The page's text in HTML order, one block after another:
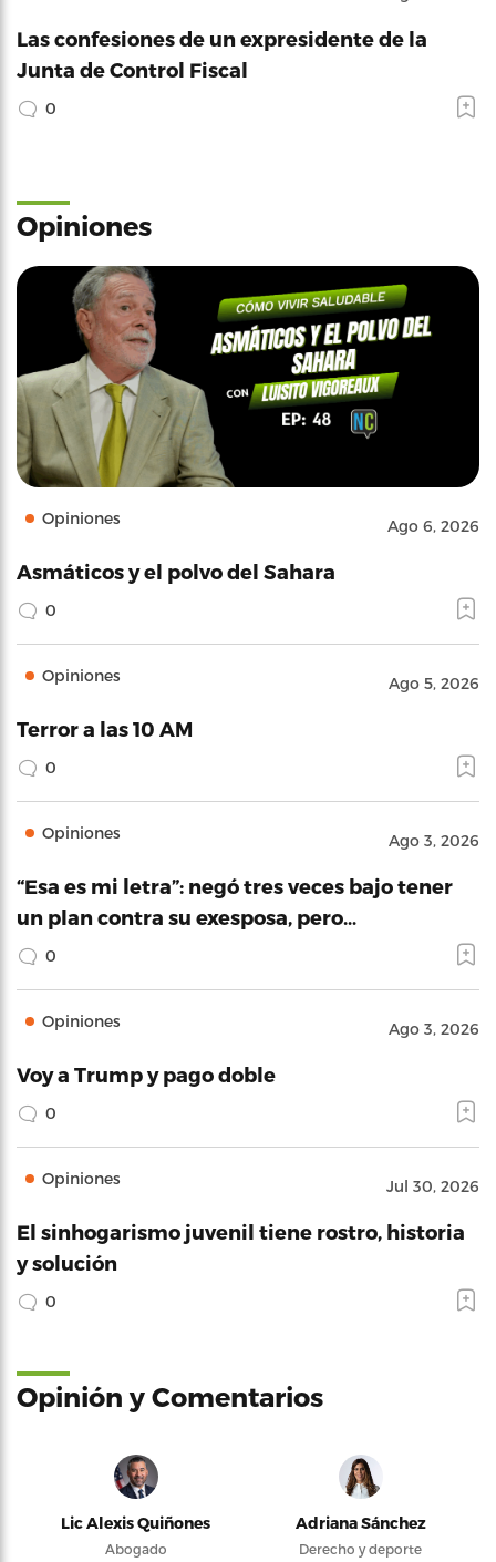
Las confesiones de un expresidente de la
Junta de Control Fiscal
0
Opiniones
Opiniones Ago 6, 2026
Asmáticos y el polvo del Sahara
0
Opiniones Ago 5, 2026
Terror a las 10 AM
0
Opiniones Ago 3, 2026
“Esa es mi letra”: negó tres veces bajo tener
un plan contra su exesposa, pero…
0
Opiniones Ago 3, 2026
Voy a Trump y pago doble
0
Opiniones Jul 30, 2026
El sinhogarismo juvenil tiene rostro, historia
y solución
0
Opinión y Comentarios
Lic Alexis Quiñones
Abogado
Adriana Sánchez
Derecho y deporte